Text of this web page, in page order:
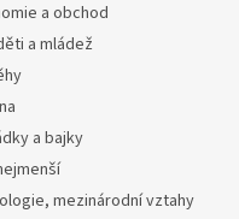
a obchod
a mládež
a bajky
mezinárodní vztahy